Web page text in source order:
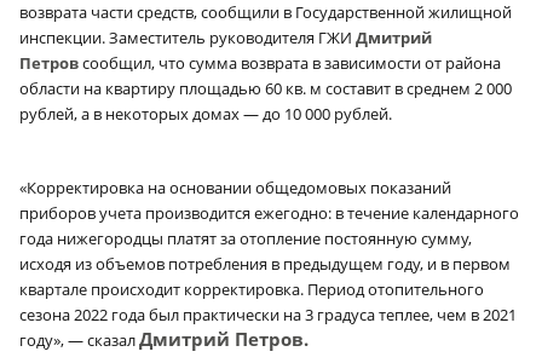
возврата части средств, сообщили в Государственной жилищной
инспекции. Заместитель руководителя ГЖИ Дмитрий
Петровсообщил, что сумма возврата в зависимости от района
области на квартиру площадью 60 кв. м составит в среднем 2 000
рублей, а в некоторых домах — до 10 000 рублей.
«Корректировка на основании общедомовых показаний
приборов учета производится ежегодно: в течение календарного
года нижегородцы платят за отопление постоянную сумму,
исходя из объемов потребления в предыдущем году, и в первом
квартале происходит корректировка. Период отопительного
сезона 2022 года был практически на 3 градуса теплее, чем в 2021
году», — сказалДмитрий Петров.